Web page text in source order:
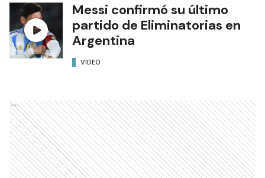
Messi confirmó su último
partido de Eliminatorias en
Argentina
VIDEO
Ads